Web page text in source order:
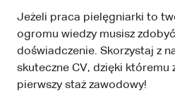
Jeżeli praca pielęgniarki to
ogromu wiedzy musisz
doświadczenie. Skorzystaj z
skuteczne CV, dzięki któremu
pierwszy staż zawodowy!